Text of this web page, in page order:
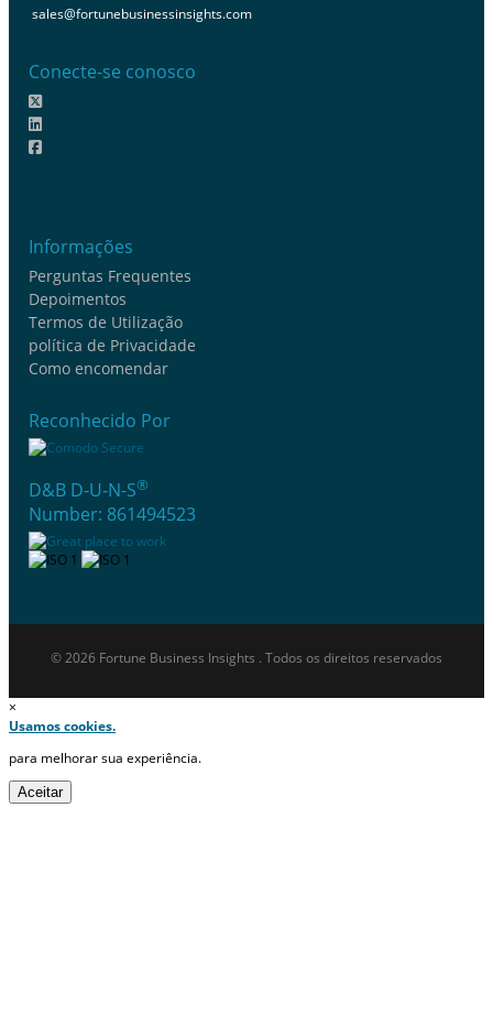
sales@fortunebusinessinsights.com
Conecte-se conosco
Informações
Perguntas Frequentes
Depoimentos
Termos de Utilização
política de Privacidade
Como encomendar
Reconhecido Por
D&B D-U-N-S®
Number: 861494523
© 2026 Fortune Business Insights . Todos os direitos reservados
×
Usamos cookies.
para melhorar sua experiência.
Aceitar